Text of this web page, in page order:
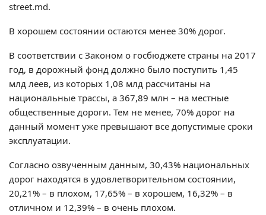
street.md.
В хорошем состоянии остаются менее 30% дорог.
В соответствии с Законом о госбюджете страны на 2017
год, в дорожный фонд должно было поступить 1,45
млд леев, из которых 1,08 млд рассчитаны на
национальные трассы, а 367,89 млн – на местные
общественные дороги. Тем не менее, 70% дорог на
данный момент уже превышают все допустимые сроки
эксплуатации.
Согласно озвученным данным, 30,43% национальных
дорог находятся в удовлетворительном состоянии,
20,21% – в плохом, 17,65% – в хорошем, 16,32% – в
отличном и 12,39% – в очень плохом.